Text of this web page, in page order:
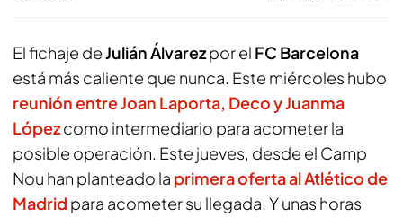
El fichaje deJulián Álvarezpor el FC Barcelona
está más caliente que nunca. Este miércoles hubo
reunión entre Joan Laporta, Deco y Juanma
Lópezcomo intermediario para acometer la
posible operación. Este jueves, desde el Camp
Nou han planteado la primera oferta al Atlético de
Madrid para acometer su llegada. Y unas horas